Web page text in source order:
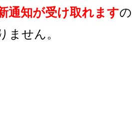
通知が受け取れますの
ません。